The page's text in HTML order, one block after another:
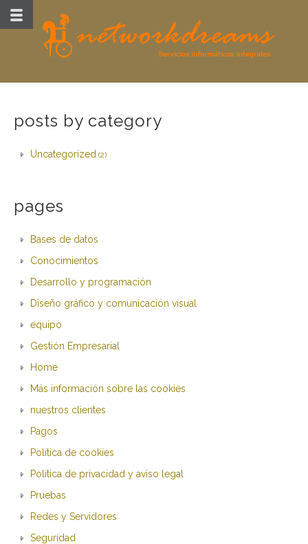
posts by category
Uncategorized (2)
pages
Bases de datos
Conocimientos
Desarrollo y programación
Diseño gráfico y comunicación visual
equipo
Gestión Empresarial
Home
Más información sobre las cookies
nuestros clientes
Pagos
Política de cookies
Política de privacidad y aviso legal
Pruebas
Redes y Servidores
Seguridad